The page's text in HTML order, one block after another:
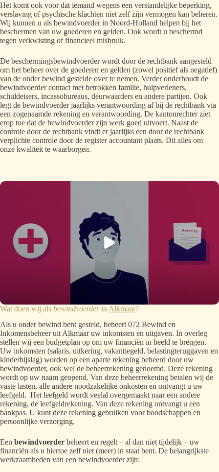
Het komt ook voor dat iemand wegens een verstandelijke beperking,
verslaving of psychische klachten niet zelf zijn vermogen kan beheren.
Wij kunnen u als bewindvoerder in Noord-Holland helpen bij het
beschermen van uw goederen en gelden. Ook wordt u beschermd
tegen verkwisting of financieel misbruik.
De beschermingsbewindvoerder wordt door de rechtbank aangesteld
om het beheer over de goederen en gelden (zowel positief als negatief)
van de onder bewind gestelde over te nemen. Verder onderhoudt de
bewindvoerder contact met betrokken familie, hulpverleners,
schuldeisers, incassobureaus, deurwaarders en andere partijen. Ook
legt de bewindvoerder jaarlijks verantwoording af bij de rechtbank via
een zogenaamde rekening en verantwoording. De kantonrechter ziet
erop toe dat de bewindvoerder zijn werk goed uitvoert. Naast de
controle door de rechtbank vindt er jaarlijks een door de rechtbank
verplichte controle door de register accountant plaats. Dit alles om
onze kwaliteit te waarborgen.
Wat doen wij als bewindvoerderin Alkmaar?
Als u onder bewind bent gesteld, beheert 072 Bewind en
Inkomensbeheer uit Alkmaar uw inkomsten en uitgaven. In overleg
stellen wij een budgetplan op om uw financiën in beeld te brengen.
Uw inkomsten (salaris, uitkering, vakantiegeld, belastingteruggaven en
kinderbijslag) worden op een aparte rekening beheerd door uw
bewindvoerder, ook wel de beheerrekening genoemd. Deze rekening
wordt op uw naam geopend. Van deze beheerrekening betalen wij de
vaste lasten, alle andere noodzakelijke onkosten en ontvangt u uw
leefgeld. Het leefgeld wordt veelal overgemaakt naar een andere
rekening, de leefgeldrekening. Van deze rekening ontvangt u een
bankpas. U kunt deze rekening gebruiken voor boodschappen en
persoonlijke verzorging.
Een bewindvoerder beheert en regelt – al dan niet tijdelijk – uw
financiën als u hiertoe zelf niet (meer) in staat bent. De belangrijkste
werkzaamheden van een bewindvoerder zijn: